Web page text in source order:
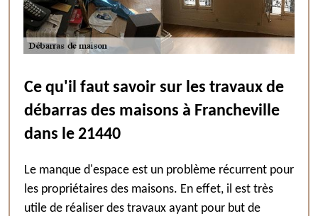
Ce qu'il faut savoir sur les travaux de
débarras des maisons à Francheville
dans le 21440
Le manque d'espace est un problème récurrent pour
les propriétaires des maisons. En effet, il est très
utile de réaliser des travaux ayant pour but de